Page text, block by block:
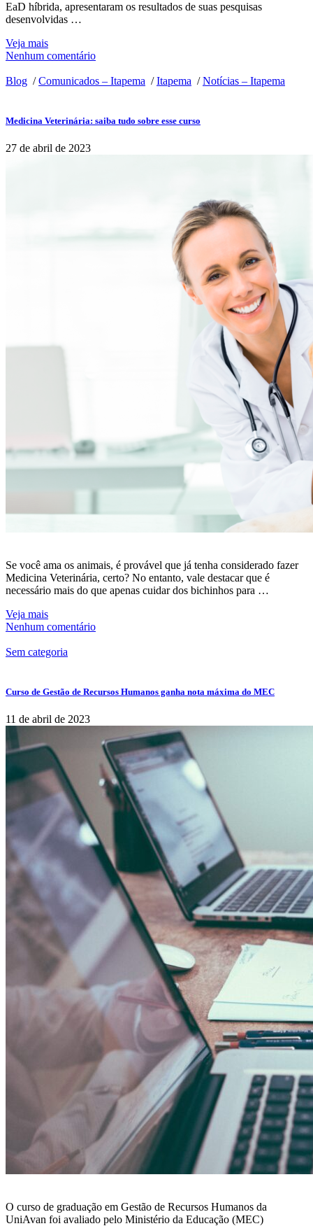
EaD híbrida, apresentaram os resultados de suas pesquisas
desenvolvidas …
Veja mais
Nenhum comentário
Blog /Comunicados – Itapema /Itapema /Notícias – Itapema
Medicina Veterinária: saiba tudo sobre esse curso
27 de abril de 2023
Se você ama os animais, é provável que já tenha considerado fazer
Medicina Veterinária, certo? No entanto, vale destacar que é
necessário mais do que apenas cuidar dos bichinhos para …
Veja mais
Nenhum comentário
Sem categoria
Curso de Gestão de Recursos Humanos ganha nota máxima do MEC
11 de abril de 2023
O curso de graduação em Gestão de Recursos Humanos da
UniAvan foi avaliado pelo Ministério da Educação (MEC)